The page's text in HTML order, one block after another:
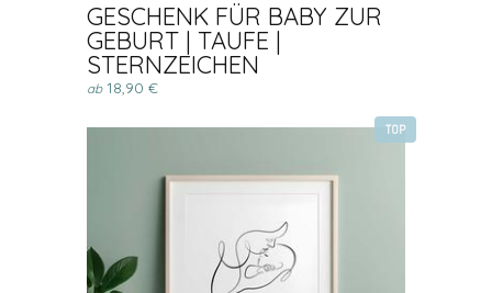
GESCHENK FÜR BABY ZUR
GEBURT | TAUFE |
STERNZEICHEN
ab18,90 €
TOP